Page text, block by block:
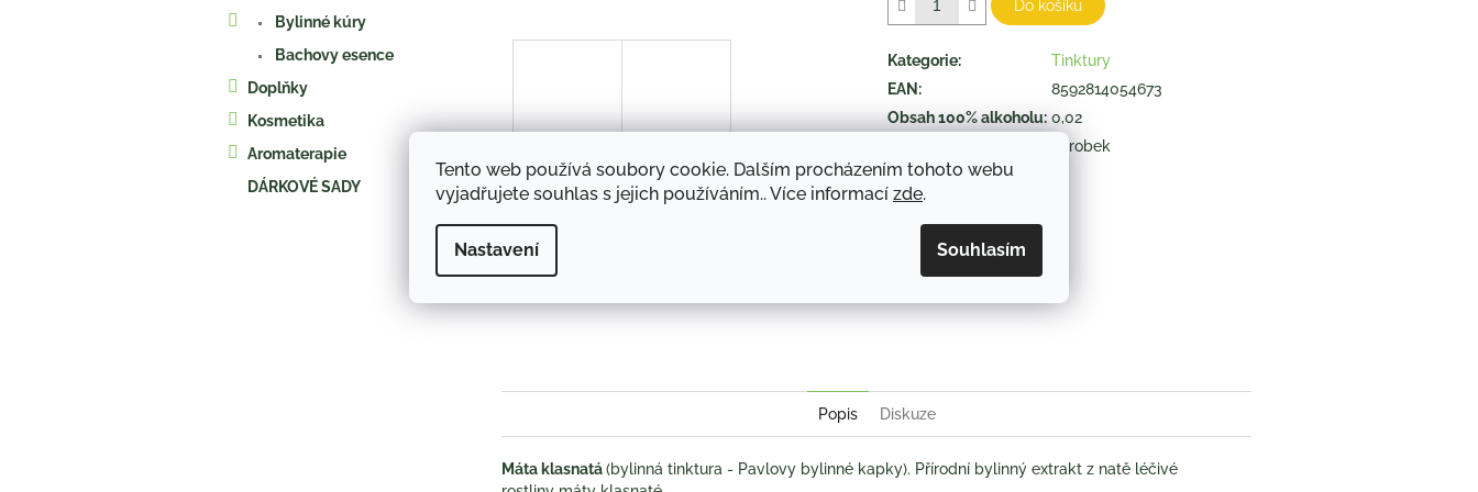
Tento web používá soubory cookie. Dalším procházením tohoto webu
vyjadřujete souhlas s jejich používáním.. Více informací zde.
Nastavení Souhlasím
Bylinné kúry
Bachovy esence
Doplňky
Kosmetika
Aromaterapie
DÁRKOVÉ SADY
hvězdiček.
Do košíku
Kategorie:
Tinktury
EAN:
8592814054673
Obsah 100% alkoholu: 0,02
výrobek
TISK ZEPTAT SE
Popis Diskuze
Máta klasnatá(bylinná tinktura - Pavlovy bylinné kapky). Přírodní bylinný extrakt z natě léčivé